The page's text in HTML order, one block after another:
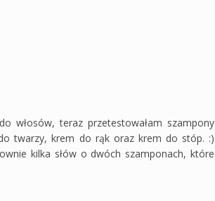
włosów, teraz przetestowałam szampony
twarzy, krem do rąk oraz krem do stóp. :)
kilka słów o dwóch szamponach, które